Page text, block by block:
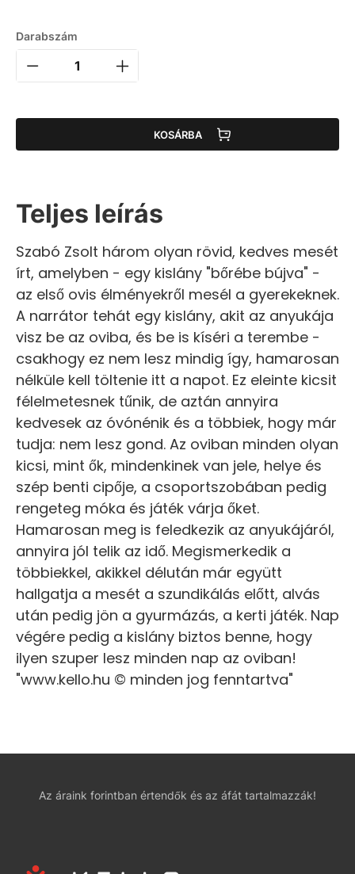
Darabszám
KOSÁRBA
Teljes leírás
Szabó Zsolt három olyan rövid, kedves mesét
írt, amelyben - egy kislány "bőrébe bújva" -
az első ovis élményekről mesél a gyerekeknek.
A narrátor tehát egy kislány, akit az anyukája
visz be az oviba, és be is kíséri a terembe -
csakhogy ez nem lesz mindig így, hamarosan
nélküle kell töltenie itt a napot. Ez eleinte kicsit
félelmetesnek tűnik, de aztán annyira
kedvesek az óvónénik és a többiek, hogy már
tudja: nem lesz gond. Az oviban minden olyan
kicsi, mint ők, mindenkinek van jele, helye és
szép benti cipője, a csoportszobában pedig
rengeteg móka és játék várja őket.
Hamarosan meg is feledkezik az anyukájáról,
annyira jól telik az idő. Megismerkedik a
többiekkel, akikkel délután már együtt
hallgatja a mesét a szundikálás előtt, alvás
után pedig jön a gyurmázás, a kerti játék. Nap
végére pedig a kislány biztos benne, hogy
ilyen szuper lesz minden nap az oviban!
"www.kello.hu © minden jog fenntartva"
Az áraink forintban értendők és az áfát tartalmazzák!